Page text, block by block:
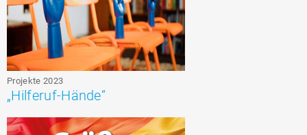
Projekte 2023
„Hilferuf-Hände“